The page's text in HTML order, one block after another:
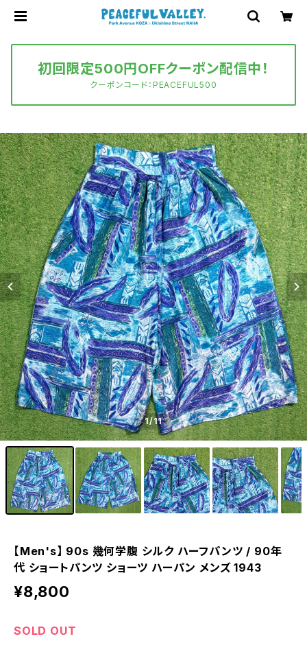
初回限定500円OFFクーポン配信中！
クーポンコード：PEACEFUL500
1/11
【Men's】 90s 幾何学腹 シルク ハーフパンツ / 90年
代 ショートパンツ ショーツ ハーパン メンズ 1943
¥8,800
SOLD OUT